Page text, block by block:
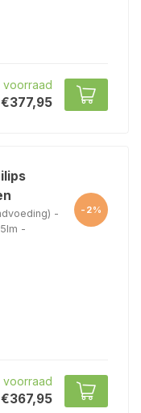
voorraad
€377,95
-
-
-2%
voorraad
€367,95